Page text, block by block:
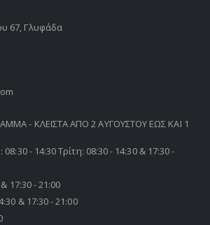
67, Γλυφάδα
- ΚΛΕΙΣΤΑ ΑΠΟ 2 ΑΥΓΟΥΣΤΟΥ ΕΩΣ ΚΑΙ 1
- 14:30 Τρίτη: 08:30 - 14:30 & 17:30 -
17:30 - 21:00
& 17:30 - 21:00